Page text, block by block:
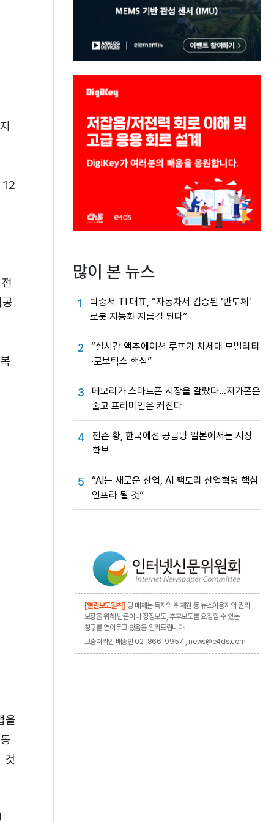
을
것
많이 본 뉴스
1
박중서 TI 대표, “자동차서 검증된 ‘반도체’
로봇 지능화 지름길 된다”
2
“실시간 액추에이션 루프가 차세대 모빌리티
·로보틱스 핵심”
3
메모리가 스마트폰 시장을 갈랐다…저가폰은
줄고 프리미엄은 커진다
4
젠슨 황, 한국에선 공급망 일본에서는 시장
확보
5
“AI는 새로운 산업, AI 팩토리 산업혁명 핵심
인프라 될 것”
[열린보도원칙] 당 매체는 독자와 취재원 등 뉴스이용자의 권리
보장을 위해 반론이나 정정보도, 추후보도를 요청할 수 있는
창구를 열어두고 있음을 알려드립니다.
고충처리인 배종인 02-866-9957 , news@e4ds.com